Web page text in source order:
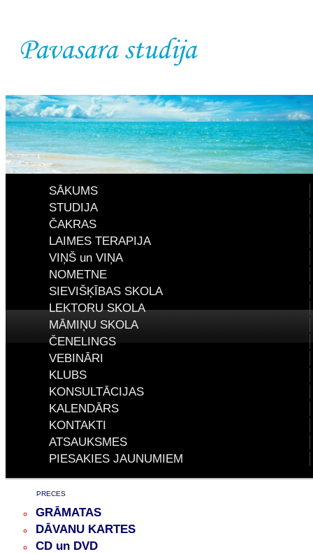
SĀKUMS
STUDIJA
ČAKRAS
LAIMES TERAPIJA
VIŅŠ un VIŅA
NOMETNE
SIEVIŠĶĪBAS SKOLA
LEKTORU SKOLA
MĀMIŅU SKOLA
ČENELINGS
VEBINĀRI
KLUBS
KONSULTĀCIJAS
KALENDĀRS
KONTAKTI
ATSAUKSMES
PIESAKIES JAUNUMIEM
PRECES
GRĀMATAS
DĀVANU KARTES
CD un DVD